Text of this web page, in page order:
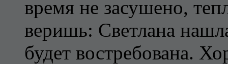
время не засушено,
веришь: Светлана
будет востребована.